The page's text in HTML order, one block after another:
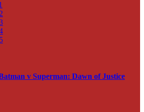
v Superman: Dawn of Justice